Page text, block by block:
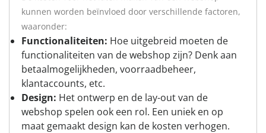
kunnen worden beïnvloed door verschillende factoren,
waaronder:
Functionaliteiten: Hoe uitgebreid moeten de
functionaliteiten van de webshop zijn? Denk aan
betaalmogelijkheden, voorraadbeheer,
klantaccounts, etc.
Design: Het ontwerp en de lay-out van de
webshop spelen ook een rol. Een uniek en op
maat gemaakt design kan de kosten verhogen.